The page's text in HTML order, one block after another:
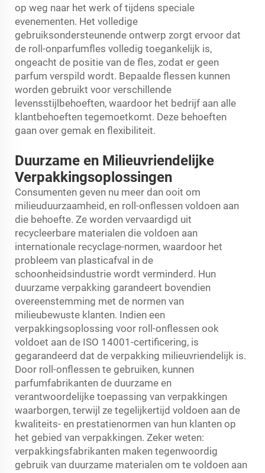
op weg naar het werk of tijdens speciale
evenementen. Het volledige
gebruiksondersteunende ontwerp zorgt ervoor dat
de roll-onparfumfles volledig toegankelijk is,
ongeacht de positie van de fles, zodat er geen
parfum verspild wordt. Bepaalde flessen kunnen
worden gebruikt voor verschillende
levensstijlbehoeften, waardoor het bedrijf aan alle
klantbehoeften tegemoetkomt. Deze behoeften
gaan over gemak en flexibiliteit.
Duurzame en Milieuvriendelijke
Verpakkingsoplossingen
Consumenten geven nu meer dan ooit om
milieuduurzaamheid, en roll-onflessen voldoen aan
die behoefte. Ze worden vervaardigd uit
recycleerbare materialen die voldoen aan
internationale recyclage-normen, waardoor het
probleem van plasticafval in de
schoonheidsindustrie wordt verminderd. Hun
duurzame verpakking garandeert bovendien
overeenstemming met de normen van
milieubewuste klanten. Indien een
verpakkingsoplossing voor roll-onflessen ook
voldoet aan de ISO 14001-certificering, is
gegarandeerd dat de verpakking milieuvriendelijk is.
Door roll-onflessen te gebruiken, kunnen
parfumfabrikanten de duurzame en
verantwoordelijke toepassing van verpakkingen
waarborgen, terwijl ze tegelijkertijd voldoen aan de
kwaliteits- en prestatienormen van hun klanten op
het gebied van verpakkingen. Zeker weten:
verpakkingsfabrikanten maken tegenwoordig
gebruik van duurzame materialen om te voldoen aan